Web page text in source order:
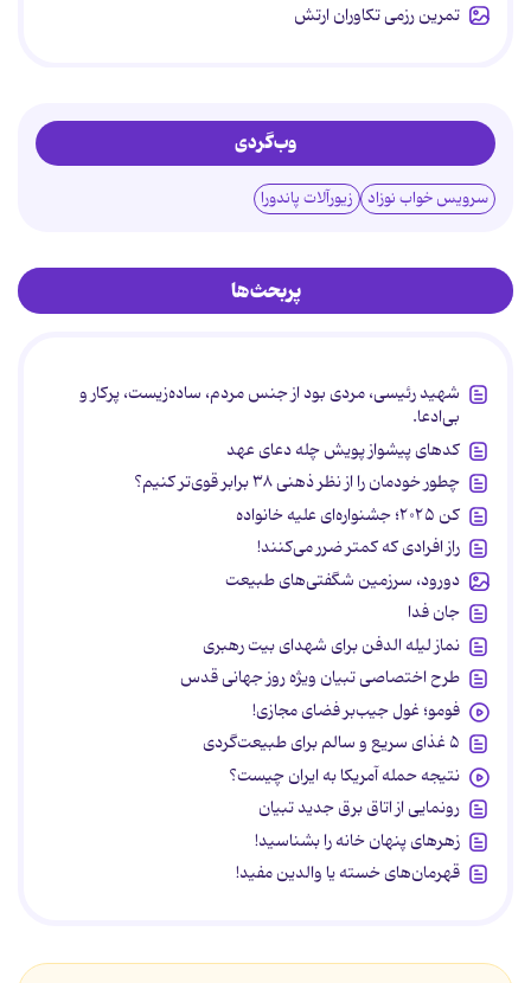
تمرین رزمی تکاوران ارتش
وب‌گردی
سرویس خواب نوزاد زیورآلات پاندورا
پربحث‌ها
شهید رئیسی، مردی بود از جنس مردم، ساده‌زیست، پرکار و
بی‌ادعا.
کدهای پیشواز پویش چله دعای عهد
چطور خودمان را از نظر ذهنی ۳۸ برابر قوی‌تر کنیم؟
کن ۲۰۲۵؛ جشنواره‌ای علیه خانواده
راز افرادی که کمتر ضرر می‌کنند!
دورود، سرزمین شگفتی‌های طبیعت
جان فدا
نماز لیله الدفن برای شهدای بیت رهبری
طرح اختصاصی تبیان ویژه روز جهانی قدس
فومو؛ غول جیب‌بر فضای مجازی!
۵ غذای سریع و سالم برای طبیعت‌گردی
نتیجه حمله آمریکا به ایران چیست؟
رونمایی از اتاق برق جدید تبیان
زهرهای پنهان خانه را بشناسید!
قهرمان‌های خسته یا والدین مفید!